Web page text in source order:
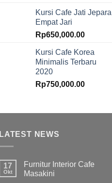
Kursi Cafe Jati Jepara
Empat Jari
Rp650,000.00
Kursi Cafe Korea
Minimalis Terbaru
2020
Rp750,000.00
LATEST NEWS
17
Okt
Furnitur Interior Cafe
Masakini